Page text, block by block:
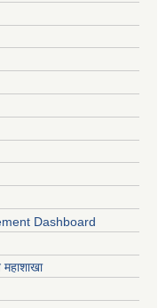
Dashboard
महाशाखा